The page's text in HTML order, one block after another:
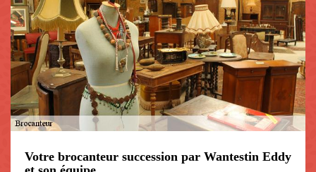
Votre brocanteur succession par Wantestin Eddy